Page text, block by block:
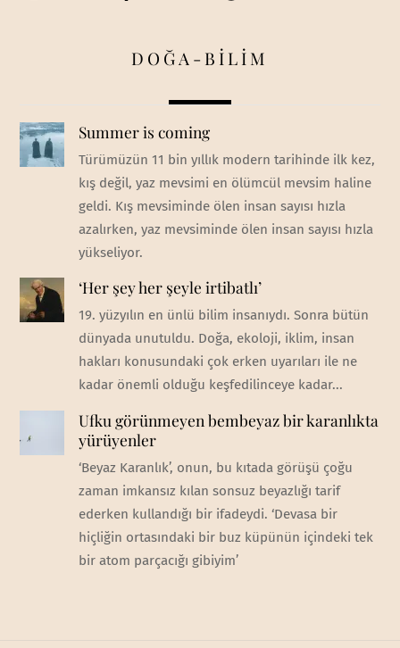
DOĞA-BİLİM
Summer is coming
Türümüzün 11 bin yıllık modern tarihinde ilk kez,
kış değil, yaz mevsimi en ölümcül mevsim haline
geldi. Kış mevsiminde ölen insan sayısı hızla
azalırken, yaz mevsiminde ölen insan sayısı hızla
yükseliyor.
‘Her şey her şeyle irtibatlı’
19. yüzyılın en ünlü bilim insanıydı. Sonra bütün
dünyada unutuldu. Doğa, ekoloji, iklim, insan
hakları konusundaki çok erken uyarıları ile ne
kadar önemli olduğu keşfedilinceye kadar...
Ufku görünmeyen bembeyaz bir karanlıkta
yürüyenler
‘Beyaz Karanlık’, onun, bu kıtada görüşü çoğu
zaman imkansız kılan sonsuz beyazlığı tarif
ederken kullandığı bir ifadeydi. ‘Devasa bir
hiçliğin ortasındaki bir buz küpünün içindeki tek
bir atom parçacığı gibiyim’